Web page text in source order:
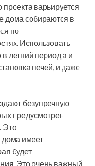
варьируется
дома собираются в
по
Использовать
летний период а и
печей, и даже
безупречную
предусмотрен
Это
имеет
будет
Это очень важный